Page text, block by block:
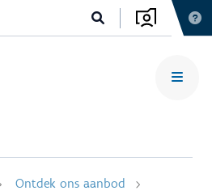
Ontdek ons aanbod